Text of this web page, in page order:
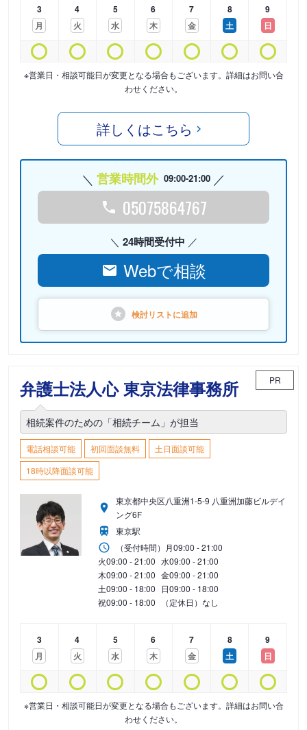
3
月
4
火
5
水
6
木
7
金
8
土
9
日
※営業日・相談可能日が変更となる場合もございます。詳細はお問い合
わせください。
詳しくはこちら
営業時間外 09:00-21:00
05075864767
24時間受付中
Webで相談
検討リストに追加
弁護士法人心 東京法律事務所 PR
相続案件のための「相続チーム」が担当
電話相談可能 初回面談無料
土日面談可能
18時以降面談可能
東京都中央区八重洲1-5-9 八重洲加藤ビルデイ
ング6F
東京駅
（受付時間） 月09:00 - 21:00
火09:00 - 21:00 水09:00 - 21:00
木09:00 - 21:00 金09:00 - 21:00
土09:00 - 18:00 日09:00 - 18:00
祝09:00 - 18:00 （定休日）なし
3
月
4
火
5
水
6
木
7
金
8
土
9
日
※営業日・相談可能日が変更となる場合もございます。詳細はお問い合
わせください。